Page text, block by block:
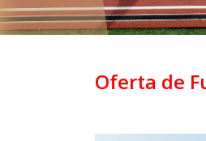
Oferta de